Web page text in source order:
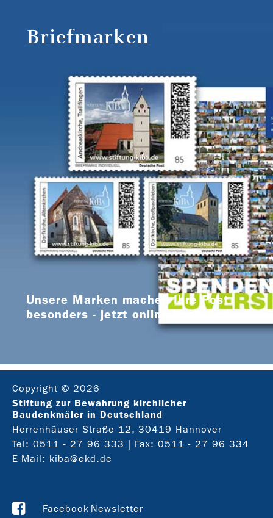
Briefmarken
Unsere Marken machen Ihre Post
besonders - jetzt online bestellen
Copyright © 2026
Stiftung zur Bewahrung kirchlicher
Baudenkmäler in Deutschland
Herrenhäuser Straße 12, 30419 Hannover
Tel: 0511 - 27 96 333 | Fax: 0511 - 27 96 334
E-Mail: kiba@ekd.de
Facebook Newsletter